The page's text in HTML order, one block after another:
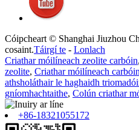
Cóipcheart © Shanghai Jiuzhou
cosaint.Táirgí te - Lonlach
Criathar móilíneach zeolite carbóin,
zeolite, Criathar móilíneach
athsholáthair le haghaidh
gníomhachtaithe, Colún criathar
+86-18321055172